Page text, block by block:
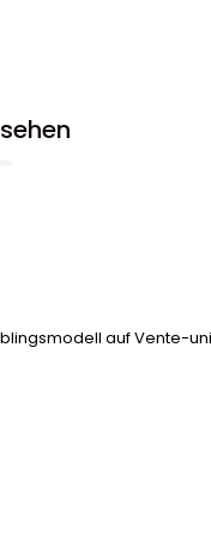
auf Vente-